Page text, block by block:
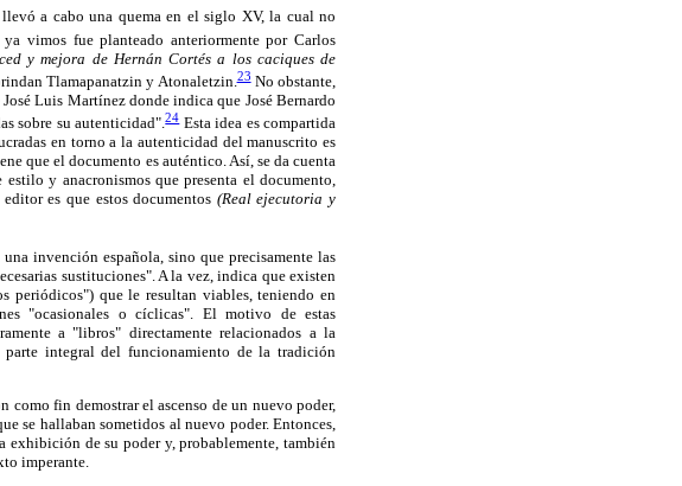
a cabo una quema en el siglo XV, la cual no
vimos fue planteado anteriormente por Carlos
y mejora de Hernán Cortés a los caciques de
Tlamapanatzin y Atonaletzin.23No obstante,
Luis Martínez donde indica que José Bernardo
sobre su autenticidad".24Esta idea es compartida
en torno a la autenticidad del manuscrito es
que el documento es auténtico. Así, se da cuenta
y anacronismos que presenta el documento,
es que estos documentos (Real ejecutoria y
invención española, sino que precisamente las
sustituciones". A la vez, indica que existen
periódicos") que le resultan viables, teniendo en
"ocasionales o cíclicas". El motivo de estas
a "libros" directamente relacionados a la
parte integral del funcionamiento de la tradición
como fin demostrar el ascenso de un nuevo poder,
se hallaban sometidos al nuevo poder. Entonces,
de su poder y, probablemente, también
imperante.